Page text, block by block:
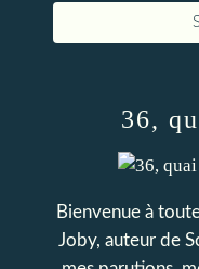
36,
Bienvenue à
Joby, auteur de